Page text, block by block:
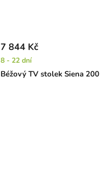
Béžový TV stolek Siena 200
7 844 Kč
8 - 22 dní